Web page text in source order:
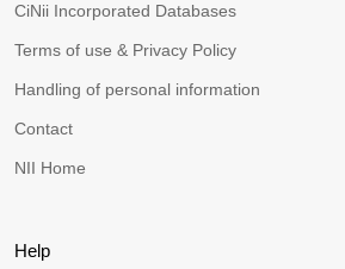
CiNii Incorporated Databases
Terms of use & Privacy Policy
Handling of personal information
Contact
NII Home
Help